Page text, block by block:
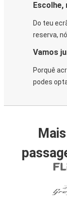
Escolhe,
Do teu
reserva,
Vamos
Porquê
podes